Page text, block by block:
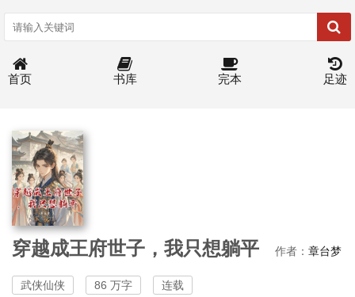
首页 书库 完本 足迹
穿越成王府世子，我只想躺平 作者： 章台梦
武侠仙侠 86 万字 连载